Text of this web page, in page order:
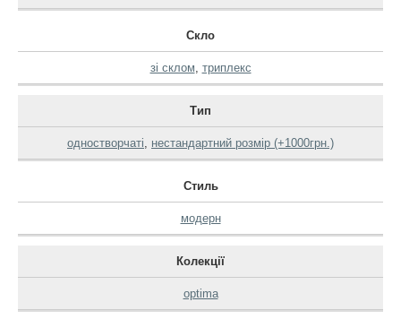
Скло
зі склом, триплекс
Тип
одностворчаті, нестандартний розмір (+1000грн.)
Стиль
модерн
Колекції
optima